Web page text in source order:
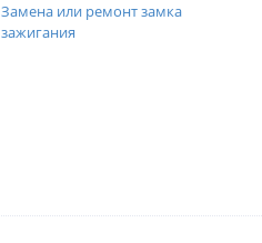
Замена или ремонт замка
зажигания